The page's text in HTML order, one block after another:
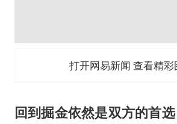
打开网易新闻 查看精彩
回到掘金依然是双方的首